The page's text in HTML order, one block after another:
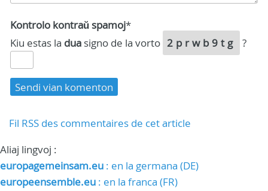
Kontrolo kontraŭ spamoj*
Kiu estas la dua signo de la vorto 2prwb9tg ?
Fil RSS des commentaires de cet article
Aliaj lingvoj :
europagemeinsam.eu : en la germana (DE)
europeensemble.eu : en la franca (FR)